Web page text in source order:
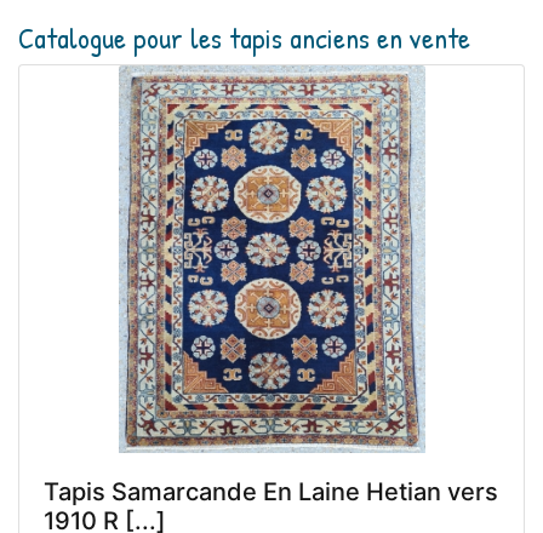
Catalogue pour les tapis anciens en vente
Tapis Samarcande En Laine Hetian vers
1910 R [...]